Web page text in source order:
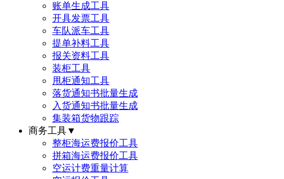
账单生成工具
开具发票工具
车队派车工具
提单补料工具
报关资料工具
装柜工具
甩柜通知工具
落货通知书批量生成
入货通知书批量生成
集装箱货物跟踪
商务工具▼
整柜海运费报价工具
拼箱海运费报价工具
空运计费重量计算